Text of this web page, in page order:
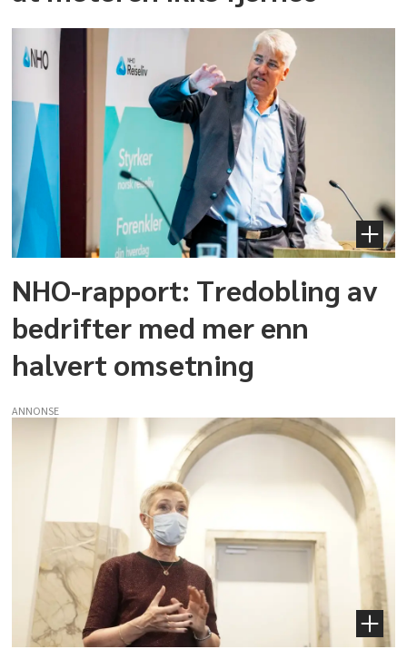
NHO-rapport: Tredobling av
bedrifter med mer enn
halvert omsetning
ANNONSE